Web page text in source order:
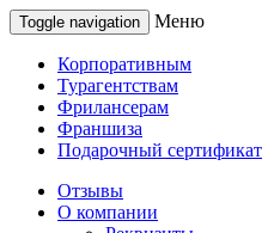
Toggle navigation Меню
Корпоративным
Турагентствам
Фрилансерам
Франшиза
Подарочный сертификат
Отзывы
О компании